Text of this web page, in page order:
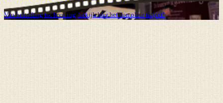
Van bestelling tot levering, bekijk hier het complete traject!